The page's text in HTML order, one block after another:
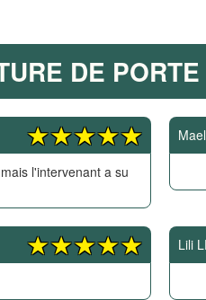
DE
l'intervenant a su
Lili